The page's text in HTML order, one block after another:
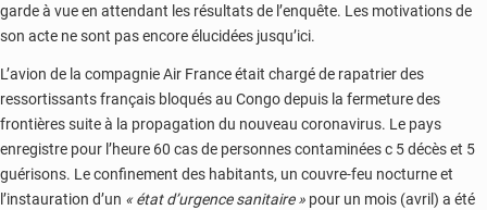
garde à vue en attendant les résultats de l’enquête. Les motivations de
son acte ne sont pas encore élucidées jusqu’ici.
L’avion de la compagnie Air France était chargé de rapatrier des
ressortissants français bloqués au Congo depuis la fermeture des
frontières suite à la propagation du nouveau coronavirus. Le pays
enregistre pour l’heure 60 cas de personnes contaminées c 5 décès et 5
guérisons. Le confinement des habitants, un couvre-feu nocturne et
l’instauration d’un « état d’urgence sanitaire » pour un mois (avril) a été